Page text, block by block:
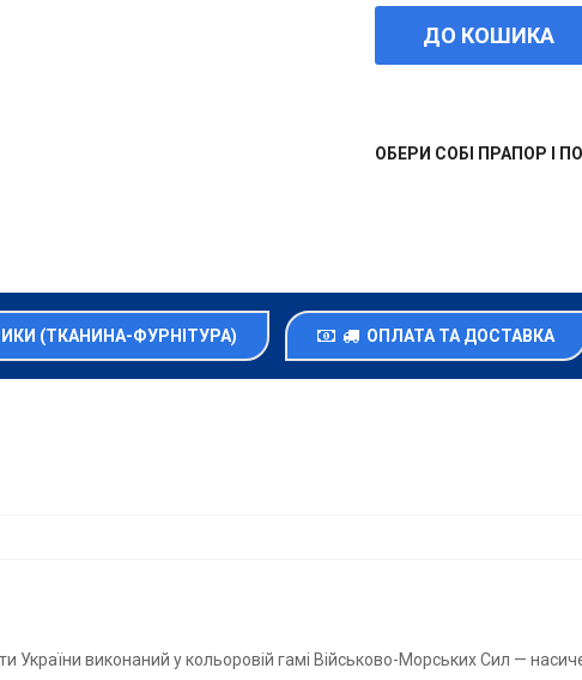
ОБЕРИ СОБІ ПРАПОР І
(ТКАНИНА-ФУРНІТУРА) ОПЛАТА ТА ДОСТАВКА
України виконаний у кольоровій гамі Військово-Морських Сил —